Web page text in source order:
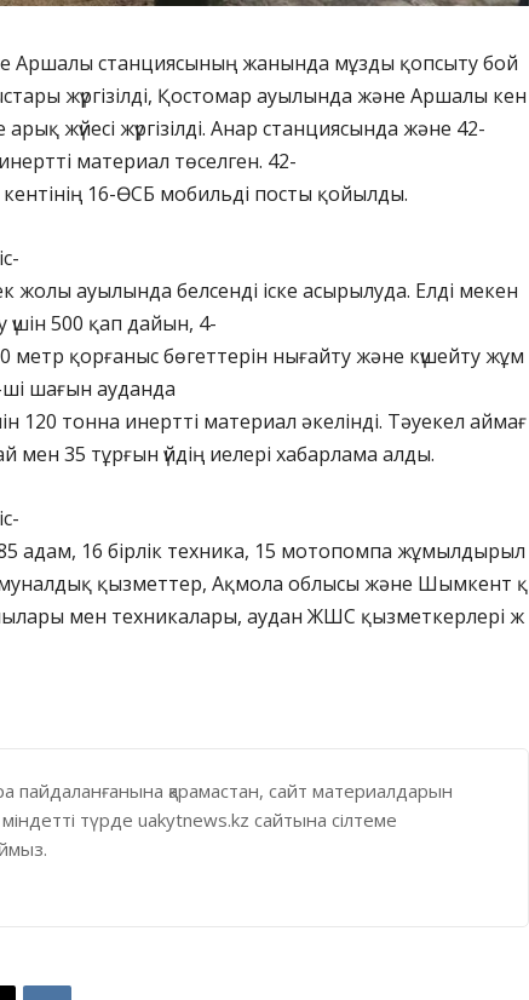
Аршалы станциясының жанында мұзды қопсыту бой
жүргізілді, Қостомар ауылында және Аршалы кен
арық жүйесі жүргізілді. Анар станциясында және 42-
материал төселген. 42-
16-ӨСБ мобильді посты қойылды.
жолы ауылында белсенді іске асырылуда. Елді мекен
үшін 500 қап дайын, 4-
метр қорғаныс бөгеттерін нығайту және күшейту жұм
ші шағын ауданда
120 тонна инертті материал әкелінді. Тәуекел аймағ
мен 35 тұрғын үйдің иелері хабарлама алды.
адам, 16 бірлік техника, 15 мотопомпа жұмылдырыл
қызметтер, Ақмола облысы және Шымкент қ
мен техникалары, аудан ЖШС қызметкерлері ж
пайдаланғанына қарамастан, сайт материалдарын
түрде uakytnews.kz сайтына сілтеме